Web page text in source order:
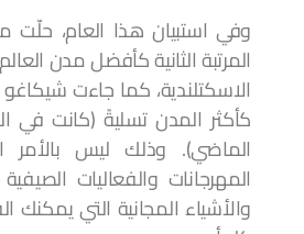
وفي استبيان هذا العام، حلّت
المرتبة الثانية كأفضل مدن
الاسكتلندية، كما جاءت شيكاغو
كأكثر المدن تسليةً (كانت في
الماضي). وذلك ليس بالأمر
المهرجانات والفعاليات
والأشياء المجانية التي يمكنك